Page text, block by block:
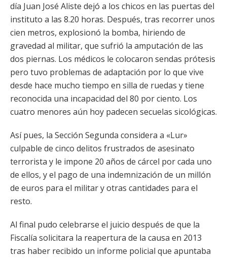
día Juan José Aliste dejó a los chicos en las puertas del
instituto a las 8.20 horas. Después, tras recorrer unos
cien metros, explosionó la bomba, hiriendo de
gravedad al militar, que sufrió la amputación de las
dos piernas. Los médicos le colocaron sendas prótesis
pero tuvo problemas de adaptación por lo que vive
desde hace mucho tiempo en silla de ruedas y tiene
reconocida una incapacidad del 80 por ciento. Los
cuatro menores aún hoy padecen secuelas sicológicas.
Así pues, la Sección Segunda considera a «Lur»
culpable de cinco delitos frustrados de asesinato
terrorista y le impone 20 años de cárcel por cada uno
de ellos, y el pago de una indemnización de un millón
de euros para el militar y otras cantidades para el
resto.
Al final pudo celebrarse el juicio después de que la
Fiscalía solicitara la reapertura de la causa en 2013
tras haber recibido un informe policial que apuntaba